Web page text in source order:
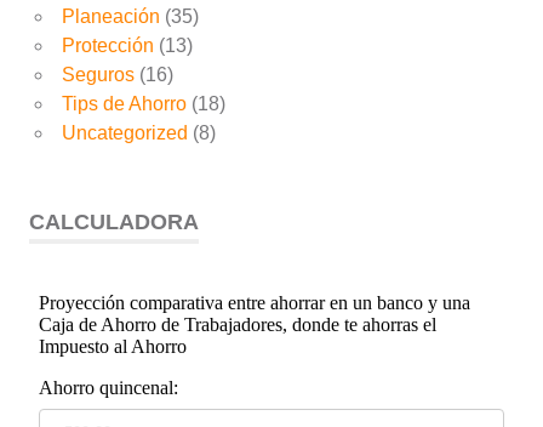
Planeación (35)
Protección (13)
Seguros(16)
Tips de Ahorro(18)
Uncategorized (8)
CALCULADORA